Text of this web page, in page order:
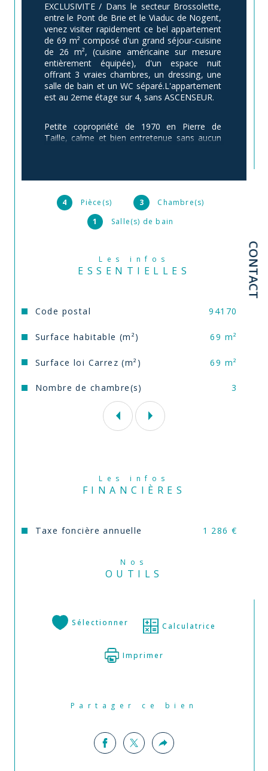
CONTACT
4 Pièce(s) 3
Chambre(s)
1
Salle(s) de bain
Les infos
ESSENTIELLES
Caractéristiques Valeurs
Code postal 94170
Surface habitable (m²) 69 m²
Surface loi Carrez (m²) 69 m²
Nombre de chambre(s) 3
EXCLUSIVITE / Dans le secteur Brossolette,
entre le Pont de Brie et le Viaduc de Nogent,
venez visiter rapidement ce bel appartement
de 69 m² composé d'un grand séjour-cuisine
de 26 m², (cuisine américaine sur mesure
entièrement équipée), d'un espace nuit
offrant 3 vraies chambres, un dressing, une
salle de bain et un WC séparé.L'appartement
est au 2eme étage sur 4, sans ASCENSEUR.
Petite copropriété de 1970 en Pierre de
Taille, calme et bien entretenue sans aucun
marne à 2 minutes.Gare de Nogent-Le
Perreux à 15 min à pied.Arrêt de bus à 100 m
de l'immeuble.
06.51.61.69.08  Agent Régional Immobilier
RSAC n° 2021AC00254 CRETEIL
Les infos
FINANCIÈRES
Taxe foncière annuelle 1 286 €
Nos
OUTILS
Sélectionner Calculatrice
Imprimer
Partager ce bien